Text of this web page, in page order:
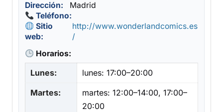
Dirección:
Madrid
Teléfono:
Sitio
web:
http://www.wonderlandcomics.es
/
Horarios:
Lunes:
lunes: 17:00–20:00
Martes:
martes: 12:00–14:00, 17:00–
20:00